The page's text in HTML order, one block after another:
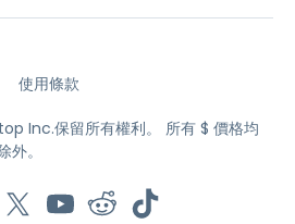
使用條款
Inc.保留所有權利。
所有 $ 價格均
。